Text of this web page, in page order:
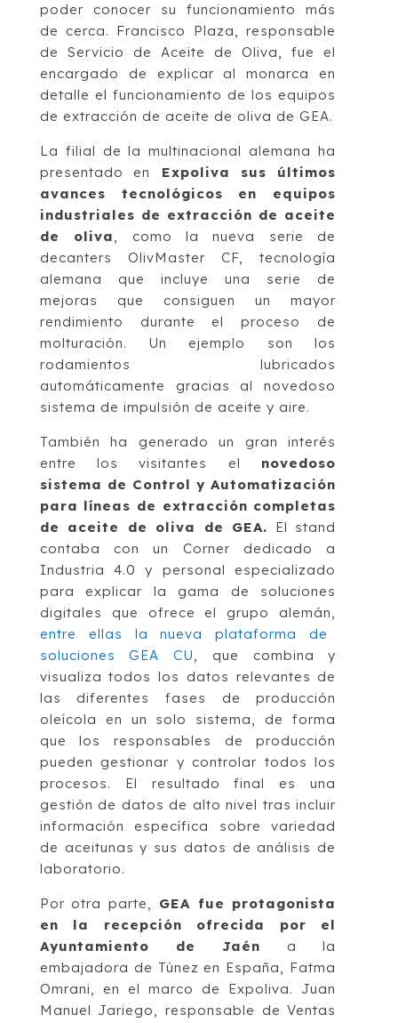
poder conocer su funcionamiento más
de cerca. Francisco Plaza, responsable
de Servicio de Aceite de Oliva, fue el
encargado de explicar al monarca en
detalle el funcionamiento de los equipos
de extracción de aceite de oliva de GEA.
La filial de la multinacional alemana ha
presentado en
Expoliva sus últimos
avances tecnológicos en equipos
industriales de extracción de aceite
de oliva, como la nueva serie de
decanters OlivMaster CF, tecnología
alemana que incluye una serie de
mejoras que consiguen un mayor
rendimiento durante el proceso de
molturación. Un ejemplo son los
rodamientos lubricados
automáticamente gracias al novedoso
sistema de impulsión de aceite y aire.
También ha generado un gran interés
entre los visitantes el novedoso
sistema de Control y Automatización
para líneas de extracción completas
de aceite de oliva de GEA. El stand
contaba con un Corner dedicado a
Industria 4.0 y personal especializado
para explicar la gama de soluciones
digitales que ofrece el grupo alemán,
entre ellas la nueva plataforma de
soluciones GEA CU, que combina y
visualiza todos los datos relevantes de
las diferentes fases de producción
oleícola en un solo sistema, de forma
que los responsables de producción
pueden gestionar y controlar todos los
procesos. El resultado final es una
gestión de datos de alto nivel tras incluir
información específica sobre variedad
de aceitunas y sus datos de análisis de
laboratorio.
Por otra parte, GEA fue protagonista
en la recepción ofrecida por el
Ayuntamiento de Jaén a la
embajadora de Túnez en España, Fatma
Omrani, en el marco de Expoliva. Juan
Manuel Jariego, responsable de Ventas